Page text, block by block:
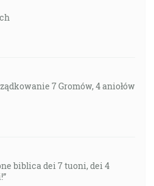
7 Gromów, 4 aniołów
biblica dei 7 tuoni, dei 4